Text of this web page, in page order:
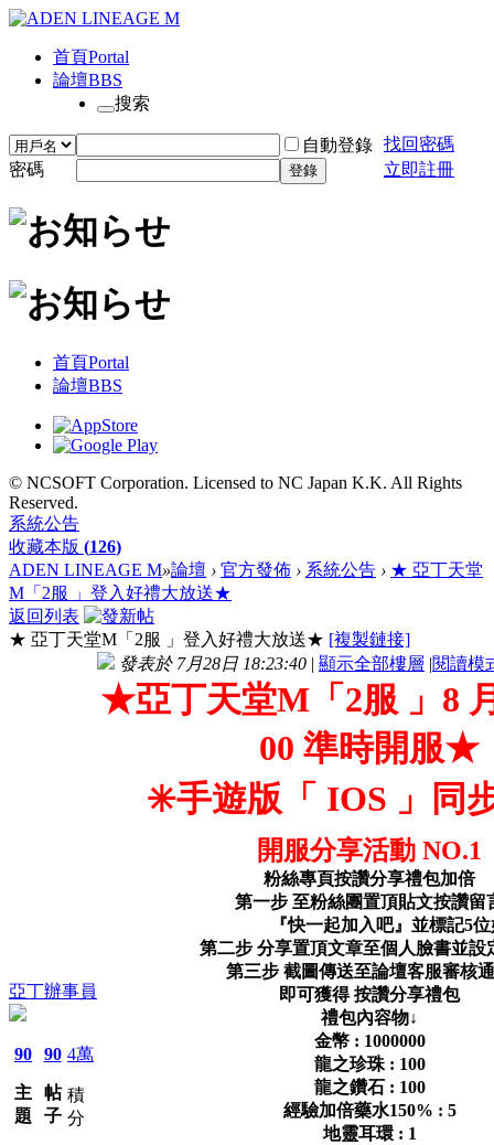
首頁Portal
論壇BBS
搜索
自動登錄 找回密碼
密碼
登錄 立即註冊
首頁Portal
論壇BBS
© NCSOFT Corporation. Licensed to NC Japan K.K. All Rights
Reserved.
系統公告
收藏本版 (126)
ADEN LINEAGE M»論壇 › 官方發佈 › 系統公告 › ★ 亞丁天堂
M「2服 」登入好禮大放送★
返回列表
★ 亞丁天堂M「2服 」登入好禮大放送★ [複製鏈接]
亞丁辦事員
90
主
題
90
帖
子
4萬
積
分
發表於 7月28日 18:23:40 | 顯示全部樓層 |閱讀模
★亞丁天堂M「2服 」8
00 準時開服★
✳️手遊版「 IOS 」同
開服分享活動 NO.1
粉絲專頁按讚分享禮包加倍
第一步 至粉絲團置頂貼文按讚留
『快一起加入吧』並標記5位
第二步 分享置頂文章至個人臉書並設
第三步 截圖傳送至論壇客服審核
即可獲得 按讚分享禮包
禮包內容物↓
金幣 : 1000000
龍之珍珠 : 100
龍之鑽石 : 100
經驗加倍藥水150% : 5
地靈耳環 : 1